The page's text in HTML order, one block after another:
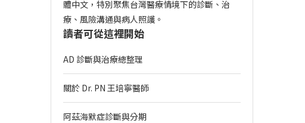
體中文，特別聚焦台灣醫療情境下的診斷、治
療、風險溝通與病人照護。
讀者可從這裡開始
AD 診斷與治療總整理
關於 Dr. PN 王培寧醫師
阿茲海默症診斷與分期